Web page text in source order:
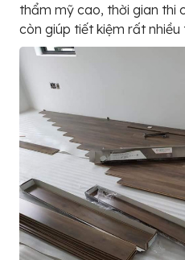
thẩm mỹ cao, thời gian thi
còn giúp tiết kiệm rất nhiều